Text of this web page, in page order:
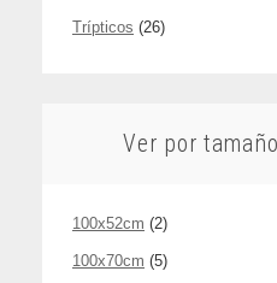
Trípticos (26)
Ver por
100x52cm (2)
100x70cm (5)